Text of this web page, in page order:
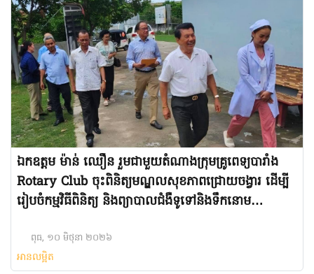
ឯកឧត្តម ម៉ាន់ ឈឿន រួមជាមួយ​តំណាងក្រុមគ្រូពេទ្យបារាំង
Rotary Club ចុះពិនិត្យមណ្ឌលសុខភាពជ្រោយចង្វារ ដើម្បី
រៀបចំកម្មវិធីពិនិត្យ និងព្យាបាលជំងឺទូទៅនិងទឹកនោម
ពុធ, ១០ មិថុនា ២០២៦
អានលម្អិត